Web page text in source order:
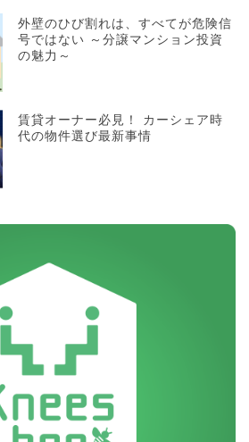
外壁のひび割れは、すべてが危険信
号ではない ～分譲マンション投資
の魅力～
賃貸オーナー必見！ カーシェア時
代の物件選び最新事情